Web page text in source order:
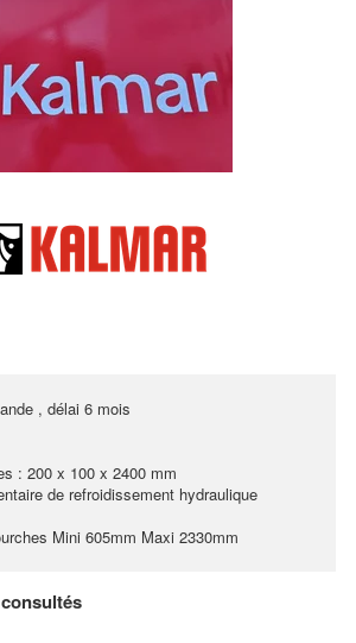
, délai 6 mois
: 200 x 100 x 2400 mm
de refroidissement hydraulique
Mini 605mm Maxi 2330mm